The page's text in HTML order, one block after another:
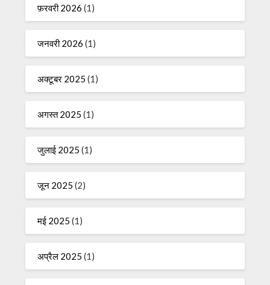
फ़रवरी 2026 (1)
जनवरी 2026 (1)
अक्टूबर 2025 (1)
अगस्त 2025 (1)
जुलाई 2025 (1)
जून 2025 (2)
मई 2025 (1)
अप्रैल 2025 (1)